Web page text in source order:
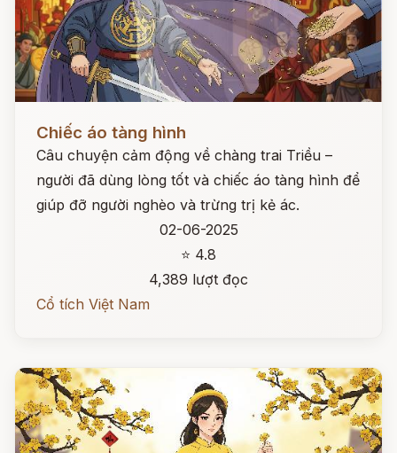
Đọc ngay
Chiếc áo tàng hình
Câu chuyện cảm động về chàng trai Triều –
người đã dùng lòng tốt và chiếc áo tàng hình để
giúp đỡ người nghèo và trừng trị kẻ ác.
02-06-2025
⭐ 4.8
4,389 lượt đọc
Cổ tích Việt Nam